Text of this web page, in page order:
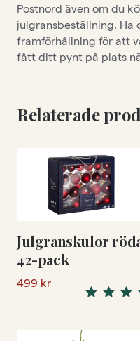
Postnord även om du
julgransbeställning. Ha
framförhållning för att
fått ditt pynt på plats
Relaterade
Julgranskulor
42-pack
499 kr